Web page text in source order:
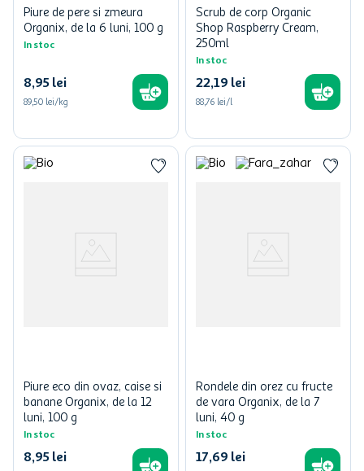
Piure de pere si zmeura
Organix, de la 6 luni, 100 g
In stoc
8,95 lei
89,50 lei/kg
Scrub de corp Organic
Shop Raspberry Cream,
250ml
In stoc
22,19 lei
88,76 lei/l
Piure eco din ovaz, caise si
banane Organix, de la 12
luni, 100 g
In stoc
8,95 lei
Rondele din orez cu fructe
de vara Organix, de la 7
luni, 40 g
In stoc
17,69 lei